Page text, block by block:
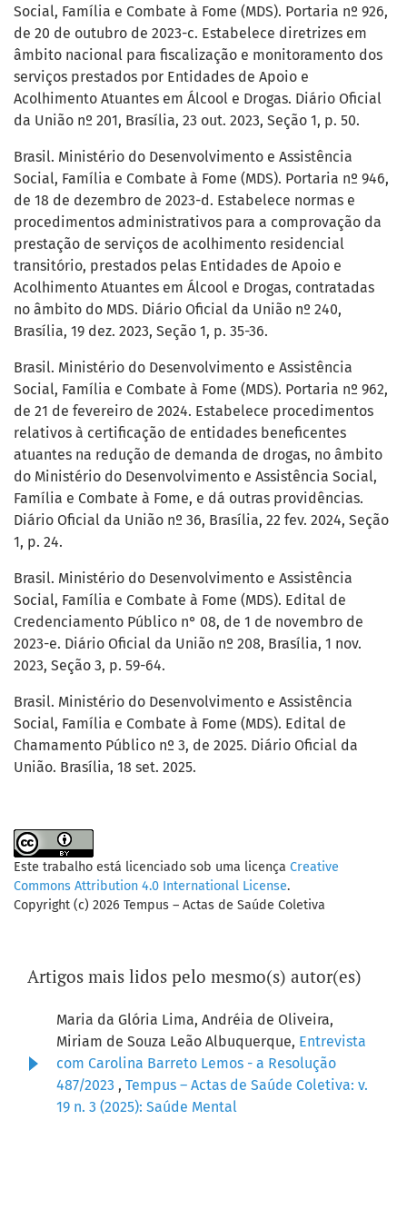
Social, Família e Combate à Fome (MDS). Portaria nº 926,
de 20 de outubro de 2023-c. Estabelece diretrizes em
âmbito nacional para fiscalização e monitoramento dos
serviços prestados por Entidades de Apoio e
Acolhimento Atuantes em Álcool e Drogas. Diário Oficial
da União nº 201, Brasília, 23 out. 2023, Seção 1, p. 50.
Brasil. Ministério do Desenvolvimento e Assistência
Social, Família e Combate à Fome (MDS). Portaria nº 946,
de 18 de dezembro de 2023-d. Estabelece normas e
procedimentos administrativos para a comprovação da
prestação de serviços de acolhimento residencial
transitório, prestados pelas Entidades de Apoio e
Acolhimento Atuantes em Álcool e Drogas, contratadas
no âmbito do MDS. Diário Oficial da União nº 240,
Brasília, 19 dez. 2023, Seção 1, p. 35-36.
Brasil. Ministério do Desenvolvimento e Assistência
Social, Família e Combate à Fome (MDS). Portaria nº 962,
de 21 de fevereiro de 2024. Estabelece procedimentos
relativos à certificação de entidades beneficentes
atuantes na redução de demanda de drogas, no âmbito
do Ministério do Desenvolvimento e Assistência Social,
Família e Combate à Fome, e dá outras providências.
Diário Oficial da União nº 36, Brasília, 22 fev. 2024, Seção
1, p. 24.
Brasil. Ministério do Desenvolvimento e Assistência
Social, Família e Combate à Fome (MDS). Edital de
Credenciamento Público n° 08, de 1 de novembro de
2023-e. Diário Oficial da União nº 208, Brasília, 1 nov.
2023, Seção 3, p. 59-64.
Brasil. Ministério do Desenvolvimento e Assistência
Social, Família e Combate à Fome (MDS). Edital de
Chamamento Público nº 3, de 2025. Diário Oficial da
União. Brasília, 18 set. 2025.
Este trabalho está licenciado sob uma licença Creative
Commons Attribution 4.0 International License.
Copyright (c) 2026 Tempus – Actas de Saúde Coletiva
Artigos mais lidos pelo mesmo(s) autor(es)
Maria da Glória Lima, Andréia de Oliveira,
Miriam de Souza Leão Albuquerque, Entrevista
com Carolina Barreto Lemos - a Resolução
487/2023 , Tempus – Actas de Saúde Coletiva: v.
19 n. 3 (2025): Saúde Mental